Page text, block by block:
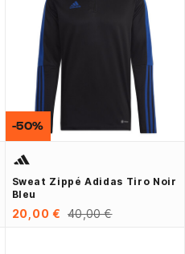
Sweat Zippé Adidas Tiro Noir
Bleu
20,00 € 40,00 €
-50%